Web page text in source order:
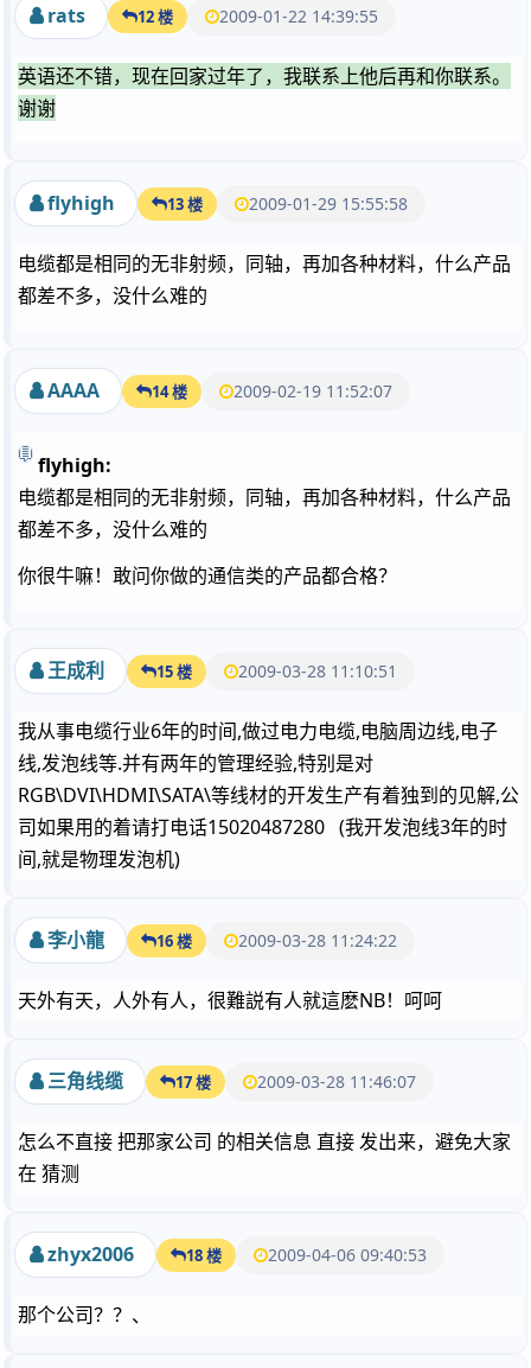
rats 12 楼 2009-01-22 14:39:55
英语还不错，现在回家过年了，我联系上他后再和你联系。
谢谢
flyhigh 13 楼 2009-01-29 15:55:58
电缆都是相同的无非射频，同轴，再加各种材料，什么产品
都差不多，没什么难的
AAAA 14 楼 2009-02-19 11:52:07
flyhigh:
电缆都是相同的无非射频，同轴，再加各种材料，什么产品
都差不多，没什么难的
你很牛嘛！敢问你做的通信类的产品都合格？
王成利 15 楼 2009-03-28 11:10:51
我从事电缆行业6年的时间,做过电力电缆,电脑周边线,电子
线,发泡线等.并有两年的管理经验,特别是对
RGB\DVI\HDMI\SATA\等线材的开发生产有着独到的见解,公
司如果用的着请打电话15020487280 (我开发泡线3年的时
间,就是物理发泡机)
李小龍 16 楼 2009-03-28 11:24:22
天外有天，人外有人，很難説有人就這麽NB！呵呵
三角线缆 17 楼 2009-03-28 11:46:07
怎么不直接 把那家公司 的相关信息 直接 发出来，避免大家
在 猜测
zhyx2006 18 楼 2009-04-06 09:40:53
那个公司？？、